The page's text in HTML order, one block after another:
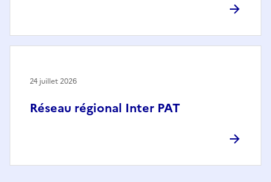
Réseau régional Inter PAT
24 juillet 2026